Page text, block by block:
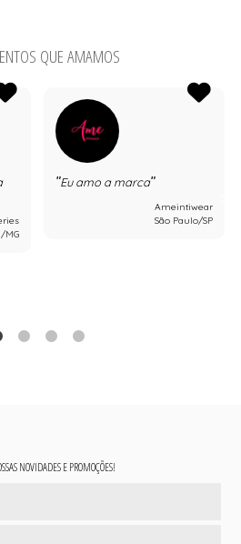
QUE AMAMOS
MG
Eu amo a marca
Ameintiwear
São Paulo/SP
NOVIDADES E PROMOÇÕES!